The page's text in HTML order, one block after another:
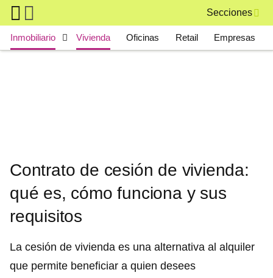
Skip to main content
Secciones
Main navigation
Inmobiliario Vivienda Oficinas Retail Empresas
Contrato de cesión de vivienda:
qué es, cómo funciona y sus
requisitos
La cesión de vivienda es una alternativa al alquiler
que permite beneficiar a quien desees